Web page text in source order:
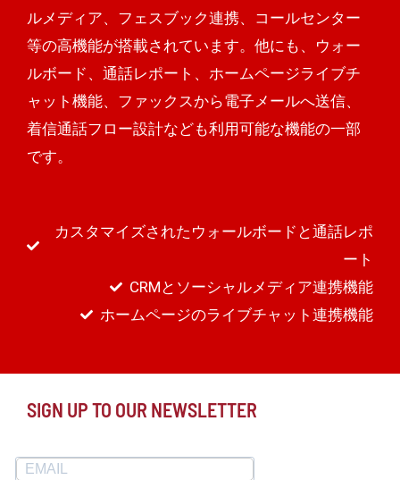
ルメディア、フェスブック連携、コールセンター
等の高機能が搭載されています。他にも、ウォー
ルボード、通話レポート、ホームページライブチ
ャット機能、ファックスから電子メールへ送信、
着信通話フロー設計なども利用可能な機能の一部
です。
カスタマイズされたウォールボードと通話レポ
ート
CRMとソーシャルメディア連携機能
ホームページのライブチャット連携機能
SIGN UP TO OUR NEWSLETTER